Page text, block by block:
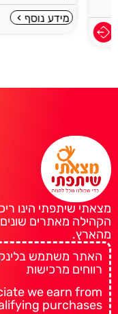
מידע נוסף
מצאתי שיתפתי הינו
הקהילה מאתרים
מהארץ.
האתר משתמש
רווחים מרכישות
we earn from
purchases.